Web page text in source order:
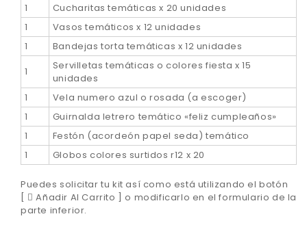
1
Cucharitas temáticas x 20 unidades
1
Vasos temáticos x 12 unidades
1
Bandejas torta temáticas x 12 unidades
1
Servilletas temáticas o colores fiesta x 15
unidades
1
Vela numero azul o rosada (a escoger)
1
Guirnalda letrero temático «feliz cumpleaños»
1
Festón (acordeón papel seda) temático
1
Globos colores surtidos r12 x 20
Puedes solicitar tu kit así como está utilizando el botón
[
Añadir Al Carrito ] o modificarlo en el formulario de la
parte inferior.